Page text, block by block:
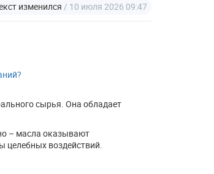
изменился / 10 июля 2026 09:47
сырья. Она обладает
– масла оказывают
целебных воздействий.